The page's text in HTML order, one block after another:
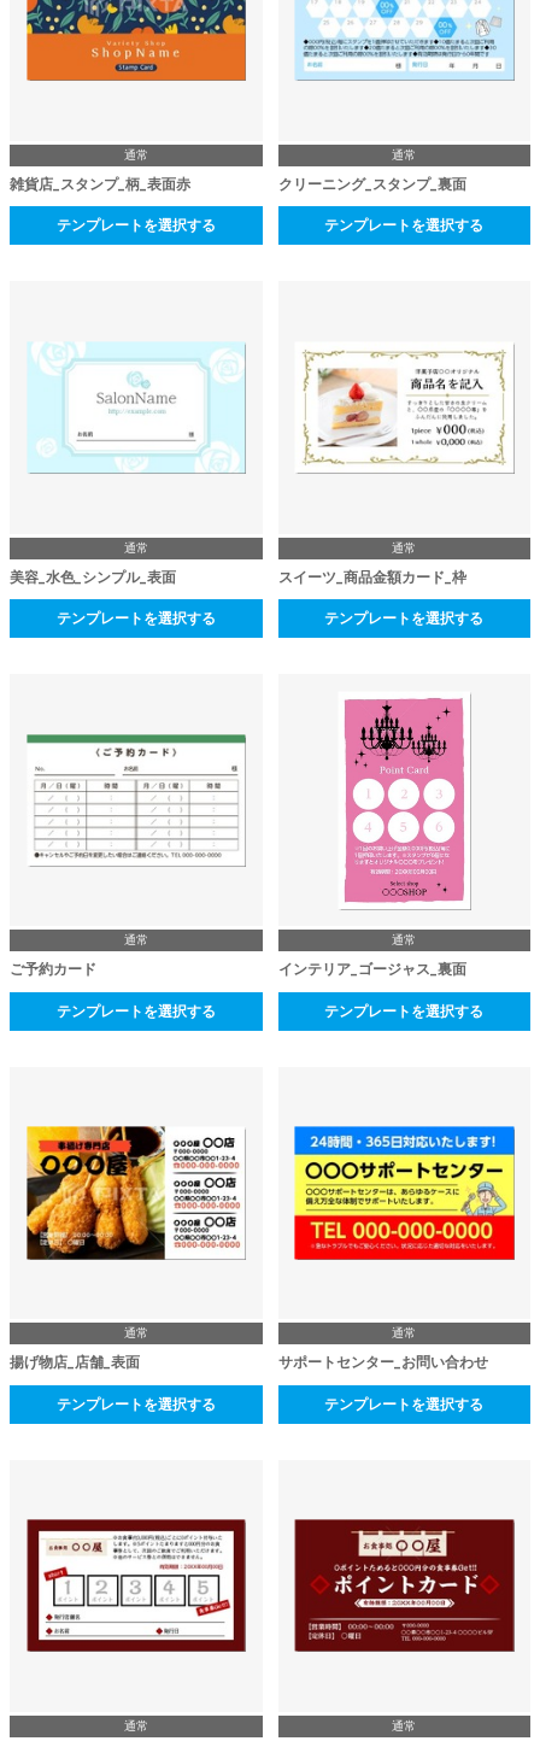
通常
雑貨店_スタンプ_柄_表面赤
テンプレートを選択する
通常
クリーニング_スタンプ_裏面
テンプレートを選択する
通常
美容_水色_シンプル_表面
テンプレートを選択する
通常
スイーツ_商品金額カード_枠
テンプレートを選択する
通常
ご予約カード
テンプレートを選択する
通常
インテリア_ゴージャス_裏面
テンプレートを選択する
通常
揚げ物店_店舗_表面
テンプレートを選択する
通常
サポートセンター_お問い合わせ
テンプレートを選択する
通常 通常